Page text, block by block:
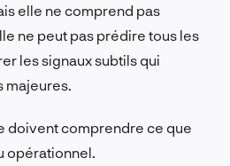
elle ne comprend pas
ne peut pas prédire tous les
les signaux subtils qui
majeures.
doivent comprendre ce que
opérationnel.